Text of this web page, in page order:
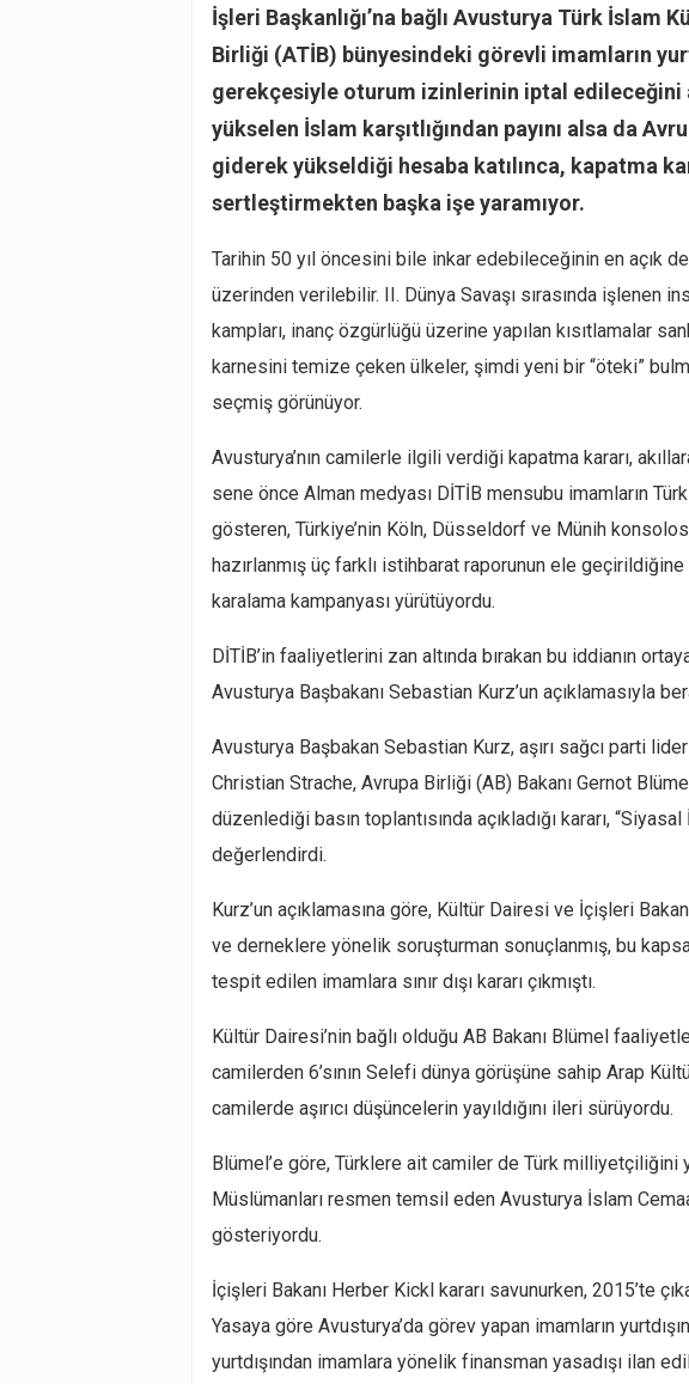
İşleri Başkanlığı’na bağlı Avusturya Türk İslam
Birliği (ATİB) bünyesindeki görevli imamların
gerekçesiyle oturum izinlerinin iptal edileceğini
yükselen İslam karşıtlığından payını alsa da
giderek yükseldiği hesaba katılınca, kapatma
sertleştirmekten başka işe yaramıyor.
Tarihin 50 yıl öncesini bile inkar edebileceğinin en açık
üzerinden verilebilir. II. Dünya Savaşı sırasında işlenen
kampları, inanç özgürlüğü üzerine yapılan kısıtlamalar
karnesini temize çeken ülkeler, şimdi yeni bir “öteki”
seçmiş görünüyor.
Avusturya’nın camilerle ilgili verdiği kapatma kararı,
sene önce Alman medyası DİTİB mensubu imamların
gösteren, Türkiye’nin Köln, Düsseldorf ve Münih
hazırlanmış üç farklı istihbarat raporunun ele geçirildiğine
karalama kampanyası yürütüyordu.
DİTİB’in faaliyetlerini zan altında bırakan bu iddianın
Avusturya Başbakanı Sebastian Kurz’un açıklamasıyla
Avusturya Başbakan Sebastian Kurz, aşırı sağcı parti
Christian Strache, Avrupa Birliği (AB) Bakanı Gernot
düzenlediği basın toplantısında açıkladığı kararı,
değerlendirdi.
Kurz’un açıklamasına göre, Kültür Dairesi ve İçişleri
ve derneklere yönelik soruşturman sonuçlanmış, bu
tespit edilen imamlara sınır dışı kararı çıkmıştı.
Kültür Dairesi’nin bağlı olduğu AB Bakanı Blümel
camilerden 6’sının Selefi dünya görüşüne sahip Arap
camilerde aşırıcı düşüncelerin yayıldığını ileri sürüyordu.
Blümel’e göre, Türklere ait camiler de Türk milliyetçiliğini
Müslümanları resmen temsil eden Avusturya İslam
gösteriyordu.
İçişleri Bakanı Herber Kickl kararı savunurken, 2015’te
Yasaya göre Avusturya’da görev yapan imamların
yurtdışından imamlara yönelik finansman yasadışı ilan